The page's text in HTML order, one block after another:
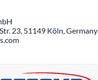
23, 51149 Köln, Germany